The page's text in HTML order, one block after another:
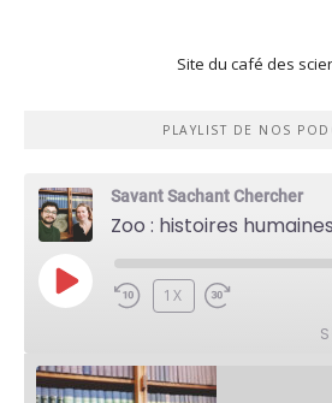
Site du café des
PLAYLIST DE NOS
Savant Sachant Chercher
PLAY
EPISODE
1X